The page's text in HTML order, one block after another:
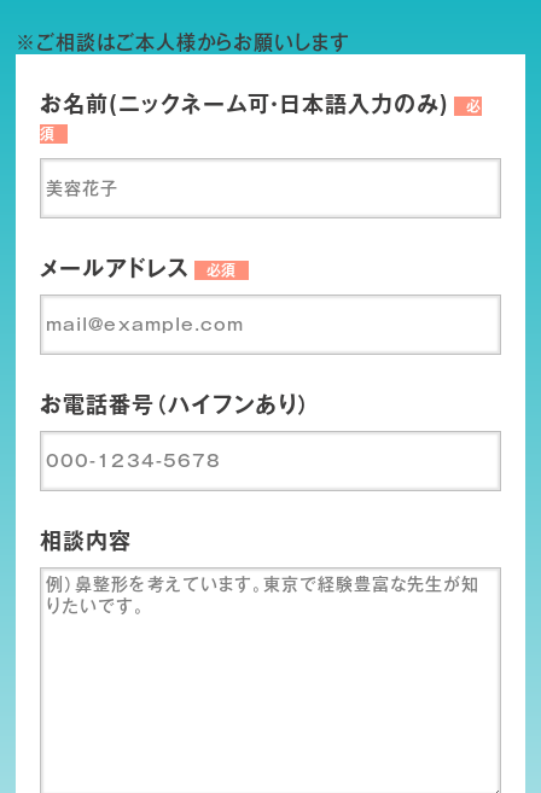
※ご相談はご本人様からお願いします
お名前(ニックネーム可・日本語入力のみ)
必
須
メールアドレス 必須
お電話番号（ハイフンあり）
相談内容